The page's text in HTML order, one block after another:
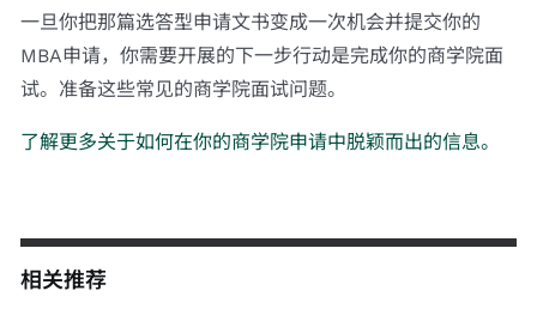
一旦你把那篇选答型申请文书变成一次机会并提交你的
MBA申请，你需要开展的下一步行动是完成你的商学院面
试。准备这些常见的商学院面试问题。
了解更多关于如何在你的商学院申请中脱颖而出的信息。
相关推荐